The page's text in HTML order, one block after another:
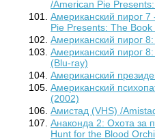
/American Pie
Американский пирог
Pie Presents: The
Американский пирог
Американский пирог
(Blu-ray)
Американский
Американский
(2002)
Амистад (VHS) /
Анаконда 2: Охота за
Hunt for the Blood